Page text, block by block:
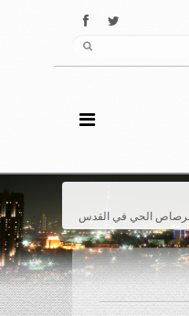
الحي في القدس